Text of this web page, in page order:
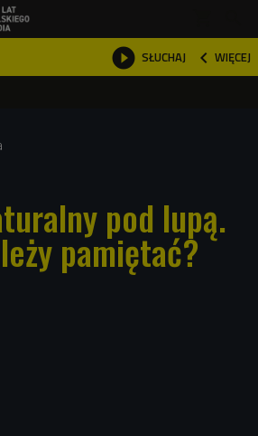
 SŁUCHAJ  WIĘCEJ

pod lupą.
pamiętać?